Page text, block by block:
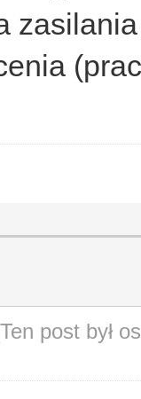
post był